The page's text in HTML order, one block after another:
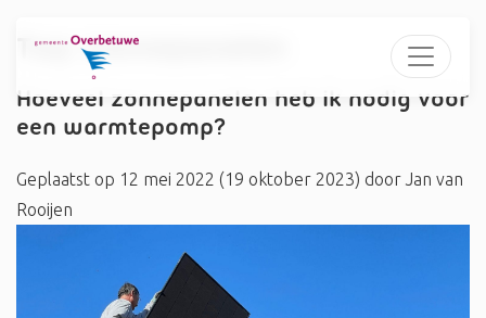
Tag:zonnepanelen
Hoeveel zonnepanelen heb ik nodig voor
een warmtepomp?
Geplaatst op 12 mei 2022 (19 oktober 2023) door Jan van
Rooijen